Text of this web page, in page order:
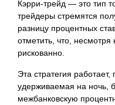
Кэрри-трейд — это тип
трейдеры стремятся
разницу процентных
отметить, что,
рискованно.
Эта стратегия
удерживаемая на ночь,
межбанковскую